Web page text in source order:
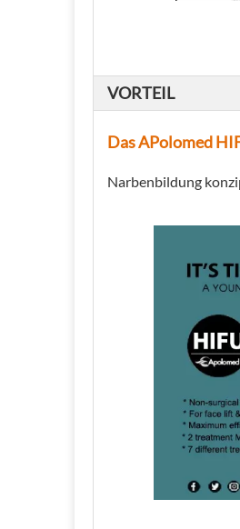
VORTEIL
Das APolomed
Narbenbildung